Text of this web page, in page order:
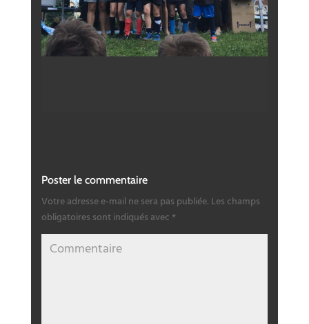
Poster le commentaire
Votre adresse e-mail ne sera pas publiée. Les champs
obligatoires sont indiqués avec *